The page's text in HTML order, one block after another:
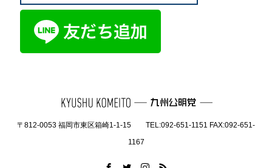
〒812-0053 福岡市東区箱崎1-1-15 TEL:092-651-1151 FAX:092-651-
1167